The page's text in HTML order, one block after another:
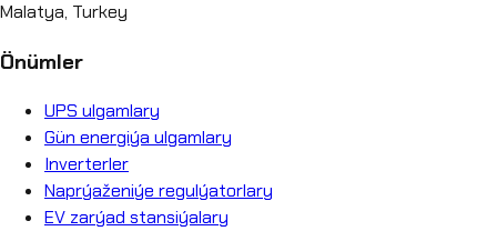
Malatya, Turkey
Önümler
UPS ulgamlary
Gün energiýa ulgamlary
Inverterler
Naprýaženiýe regulýatorlary
EV zarýad stansiýalary